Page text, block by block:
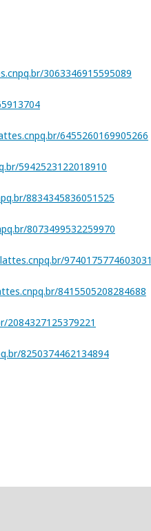
3063346915595089
6455260169905266
5942523122018910
8834345836051525
8073499532259970
9740175774603031
8415505208284688
8250374462134894